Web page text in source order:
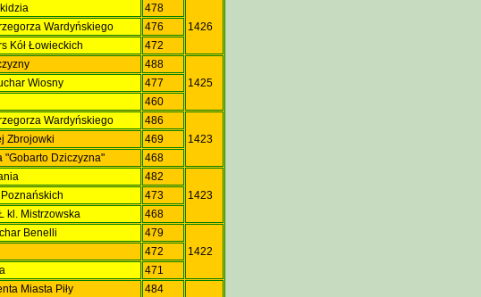
478
1426
Wardyńskiego
476
Kół Łowieckich
472
488
1425
Wiosny
477
460
Wardyńskiego
486
1423
Zbrojowki
469
"Gobarto Dziczyzna"
468
482
1423
473
kl. Mistrzowska
468
Benelli
479
1422
472
471
Miasta Piły
484